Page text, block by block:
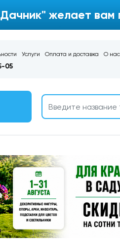
желает вам
Услуги Оплата и доставка О нас
05